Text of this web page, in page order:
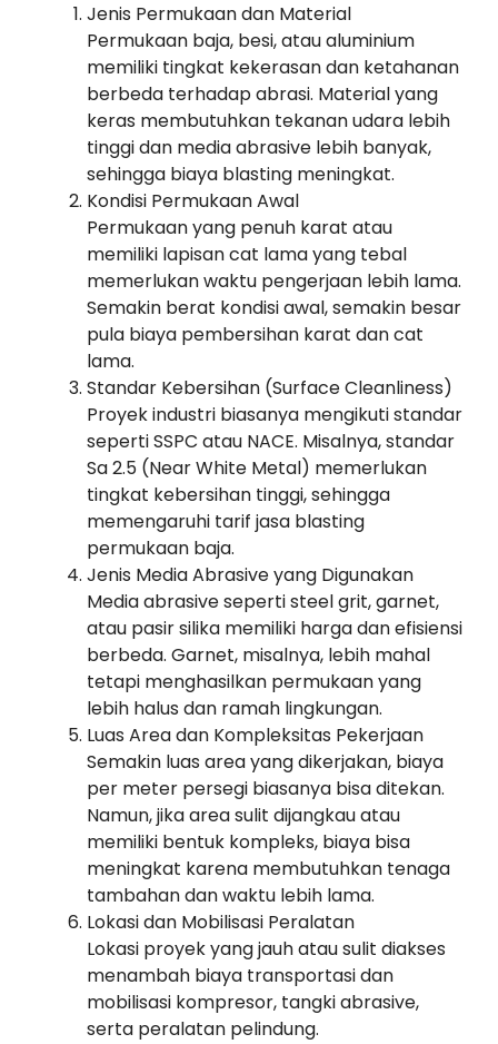
Jenis Permukaan dan Material
Permukaan baja, besi, atau aluminium
memiliki tingkat kekerasan dan ketahanan
berbeda terhadap abrasi. Material yang
keras membutuhkan tekanan udara lebih
tinggi dan media abrasive lebih banyak,
sehingga biaya blasting meningkat.
Kondisi Permukaan Awal
Permukaan yang penuh karat atau
memiliki lapisan cat lama yang tebal
memerlukan waktu pengerjaan lebih lama.
Semakin berat kondisi awal, semakin besar
pula biaya pembersihan karat dan cat
lama.
Standar Kebersihan (Surface Cleanliness)
Proyek industri biasanya mengikuti standar
seperti SSPC atau NACE. Misalnya, standar
Sa 2.5 (Near White Metal) memerlukan
tingkat kebersihan tinggi, sehingga
memengaruhi tarif jasa blasting
permukaan baja.
Jenis Media Abrasive yang Digunakan
Media abrasive seperti steel grit, garnet,
atau pasir silika memiliki harga dan efisiensi
berbeda. Garnet, misalnya, lebih mahal
tetapi menghasilkan permukaan yang
lebih halus dan ramah lingkungan.
Luas Area dan Kompleksitas Pekerjaan
Semakin luas area yang dikerjakan, biaya
per meter persegi biasanya bisa ditekan.
Namun, jika area sulit dijangkau atau
memiliki bentuk kompleks, biaya bisa
meningkat karena membutuhkan tenaga
tambahan dan waktu lebih lama.
Lokasi dan Mobilisasi Peralatan
Lokasi proyek yang jauh atau sulit diakses
menambah biaya transportasi dan
mobilisasi kompresor, tangki abrasive,
serta peralatan pelindung.